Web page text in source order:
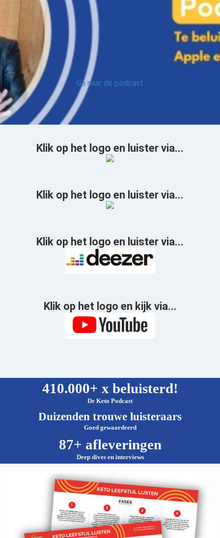
Ga naar de podcast
Klik op het logo en luister via...
Klik op het logo en luister via...
Klik op het logo en luister via...
Klik op het logo en kijk via...
410.000+ x beluisterd!
De Keto Podcast
Duizenden trouwe luisteraars
Goed gewaardeerd
87+ afleveringen
Deep dives en interviews